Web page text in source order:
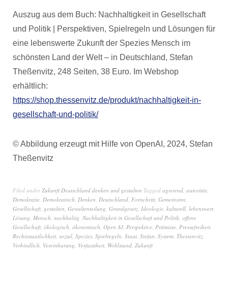
Auszug aus dem Buch: Nachhaltigkeit in Gesellschaft
und Politik | Perspektiven, Spielregeln und Lösungen für
eine lebenswerte Zukunft der Spezies Mensch im
schönsten Land der Welt – in Deutschland, Stefan
Theßenvitz, 248 Seiten, 38 Euro. Im Webshop
erhältlich:
https://shop.thessenvitz.de/produkt/nachhaltigkeit-in-
gesellschaft-und-politik/
© Abbildung erzeugt mit Hilfe von OpenAI, 2024, Stefan
Theßenvitz
Filed underZukunft Deutschland denken und gestalten Tagged agierend, autoritär,
Demokratie, Demokratisch, Denken, Deutschland, Fortschritt, Gemeinsinn,
Gesellschaft, gestalten, Gewaltenteilung, Grundgesetz, Ideologie, kulturell, lebenswert,
Lösung, Mensch, nachhaltig, Nachhaltigkeit in Gesellschaft und Politik, offene
Gesellschaft, ökologisch, ökonomisch, Open AI, Perspektive, Prämisse, Pressefreiheit,
Rechtsstaatlichkeit, sozial, Spezies, Spielregeln, Staat, Stefan, System, Thessenvitz,
Verbindlich, Vereinbarung, Verfasstheit, Wohlstand, Zukunft